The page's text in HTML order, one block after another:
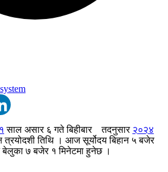
साल असार ६ गते बिहीबार तदनुसार २०२४
तिथि । आज सूर्योदय बिहान ५ बजेर
बेलुका ७ बजेर १ मिनेटमा हुनेछ ।